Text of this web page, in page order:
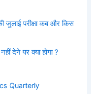
की जुलाई परीक्षा कब और किस
देने पर क्या होगा ?
Quarterly